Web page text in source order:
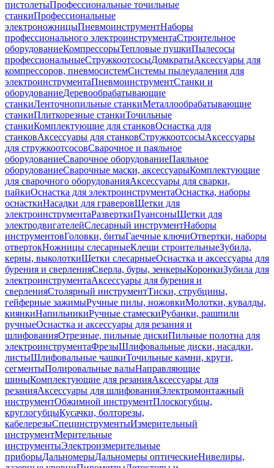
пистолетыПрофессиональные точильные
станкиПрофессиональные
электроножницыПневмоинструментНаборы
профессионального электроинструментаСтроительное
оборудованиеКомпрессорыТепловые пушкиПылесосы
профессиональныеСтружкоотсосыДомкратыАксессуары для
компрессоров, пневмосистемСистемы пылеудаления для
электроинструментаПневмоинструментСтанки и
оборудованиеДеревообрабатывающие
станкиЛенточнопильные станкиМеталлообрабатывающие
станкиПлиткорезные станкиТочильные
станкиКомплектующие для станковОснастка для
станковАксессуары для станковСтружкоотсосыАксессуары
для стружкоотсосовСварочное и паяльное
оборудованиеСварочное оборудованиеПаяльное
оборудованиеСварочные маски, аксессуарыКомплектующие
для сварочного оборудованияАксессуары для сварки,
пайкиОснастка для электроинструментаОснастка, наборы
оснасткиНасадки для граверовЩетки для
электроинструментаРазверткиПуансоныЩетки для
электродвигателейСлесарный инструментНаборы
инструментовГоловки, битыГаечные ключиОтвертки, наборы
отвертокНожницы слесарныеКлещи строительныеЗубила,
керны, выколоткиЩетки слесарныеОснастка и аксессуары для
бурения и сверленияСверла, буры, зенкерыКоронкиЗубила для
электроинструментаАксессуары для бурения и
сверленияСтолярный инструментТиски, струбцины,
гейферные зажимыРучные пилы, ножовкиМолотки, кувалды,
киянкиНапильникиРучные стамескиРубанки, рашпили
ручныеОснастка и аксессуары для резания и
шлифованияОтрезные, пильные дискиПильные полотна для
электроинструментаФрезыШлифовальные диски, насадки,
листыШлифовальные чашкиТочильные камни, круги,
сегментыПолировальные валыНаправляющие
шиныКомплектующие для резанияАксессуары для
резанияАксессуары для шлифованияЭлектромонтажный
инструментОбжимной инструментПлоскогубцы,
круглогубцыКусачки, болторезы,
кабелерезыСпецинструментыИзмерительный
инструментМерительные
инструментыЭлектроизмерительные
приборыДальномерыДальномеры оптическиеНивелиры,